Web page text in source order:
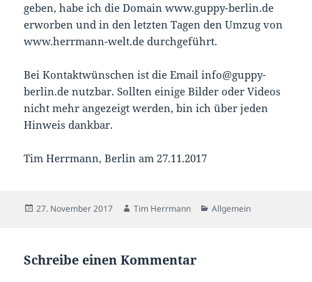
geben, habe ich die Domain www.guppy-berlin.de
erworben und in den letzten Tagen den Umzug von
www.herrmann-welt.de durchgeführt.
Bei Kontaktwünschen ist die Email info@guppy-
berlin.de nutzbar. Sollten einige Bilder oder Videos
nicht mehr angezeigt werden, bin ich über jeden
Hinweis dankbar.
Tim Herrmann, Berlin am 27.11.2017
Veröffentlicht
27. November 2017 Autor
Tim Herrmann Kategorien
Allgemein
Schreibe einen Kommentar